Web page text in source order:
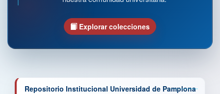
Explorar colecciones
Repositorio Institucional Universidad de Pamplona